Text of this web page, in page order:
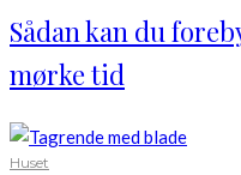
Sådan kan du
mørke tid
Huset